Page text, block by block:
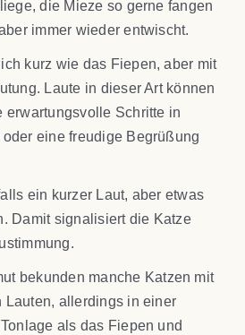
die Mieze so gerne fangen
immer wieder entwischt.
kurz wie das Fiepen, aber mit
Laute in dieser Art können
erwartungsvolle Schritte in
eine freudige Begrüßung
ein kurzer Laut, aber etwas
Damit signalisiert die Katze
bekunden manche Katzen mit
Lauten, allerdings in einer
als das Fiepen und